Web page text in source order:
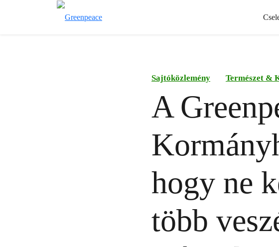
Sajtóközlemény Természet &
A
hogy ne
több